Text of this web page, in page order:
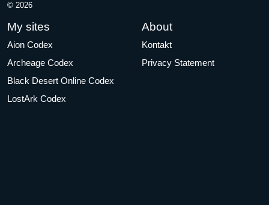
© 2026
My sites
Aion Codex
Archeage Codex
Black Desert Online Codex
LostArk Codex
About
Kontakt
Privacy Statement